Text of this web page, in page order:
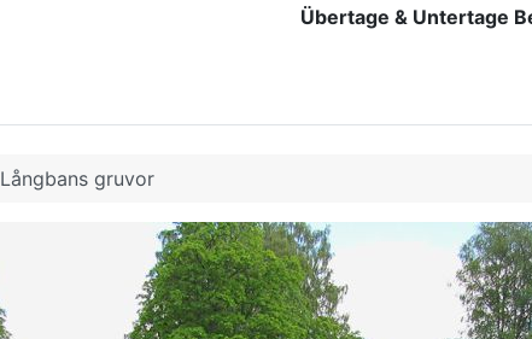
Übertage & Untertage
Långbans gruvor